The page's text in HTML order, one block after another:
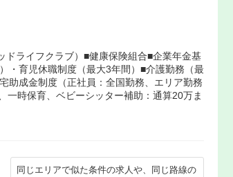
ライフクラブ）■健康保険組合■企業年金基
・育児休職制度（最大3年間）■介護勤務（最
助成金制度（正社員：全国勤務、エリア勤務
一時保育、ベビーシッター補助：通算20万ま
同じエリアで似た条件の求人や、同じ路線の